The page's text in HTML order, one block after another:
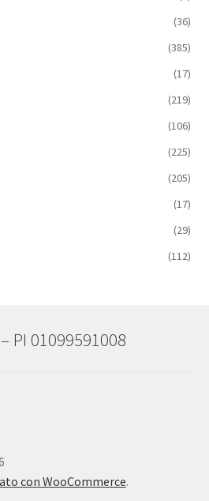
(36)
(385)
(17)
(219)
(106)
(225)
(205)
(17)
(29)
(112)
PI 01099591008
con WooCommerce.